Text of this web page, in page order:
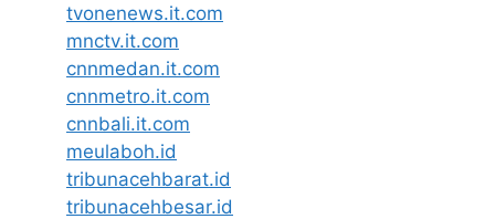
tvonenews.it.com
mnctv.it.com
cnnmedan.it.com
cnnmetro.it.com
cnnbali.it.com
meulaboh.id
tribunacehbarat.id
tribunacehbesar.id